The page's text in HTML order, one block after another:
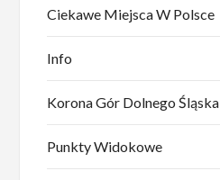
Ciekawe Miejsca W Polsce
Info
Korona Gór Dolnego Śląska
Punkty Widokowe